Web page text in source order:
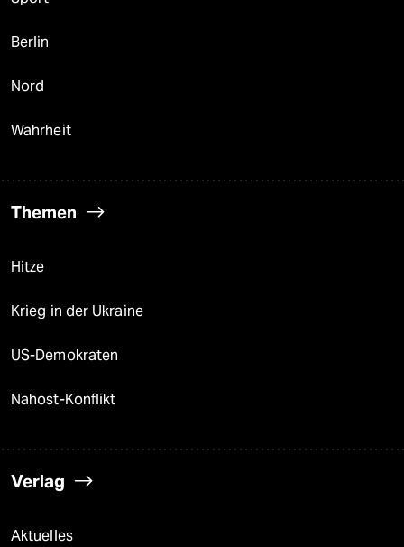
Berlin
Nord
Wahrheit
Themen
Hitze
Krieg in der Ukraine
US-Demokraten
Nahost-Konflikt
Verlag
Aktuelles